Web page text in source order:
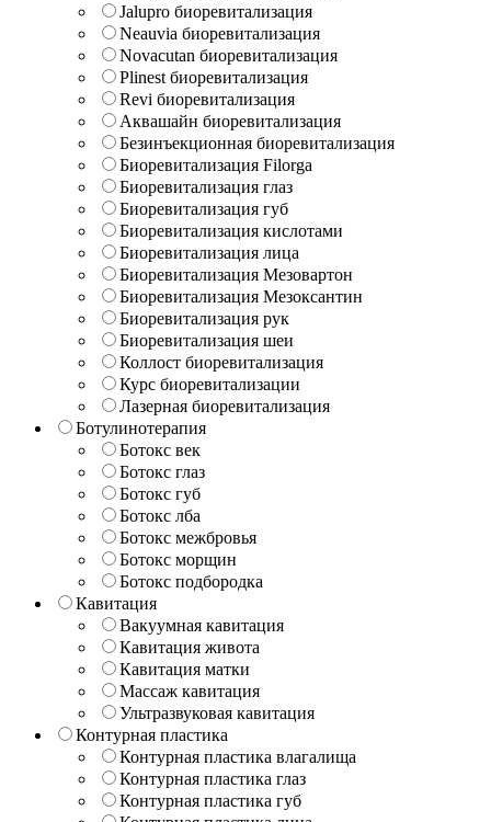
Jalupro биоревитализация
Neauvia биоревитализация
Novacutan биоревитализация
Plinest биоревитализация
Revi биоревитализация
Аквашайн биоревитализация
Безинъекционная биоревитализация
Биоревитализация Filorga
Биоревитализация глаз
Биоревитализация губ
Биоревитализация кислотами
Биоревитализация лица
Биоревитализация Мезовартон
Биоревитализация Мезоксантин
Биоревитализация рук
Биоревитализация шеи
Коллост биоревитализация
Курс биоревитализации
Лазерная биоревитализация
Ботулинотерапия
Ботокс век
Ботокс глаз
Ботокс губ
Ботокс лба
Ботокс межбровья
Ботокс морщин
Ботокс подбородка
Кавитация
Вакуумная кавитация
Кавитация живота
Кавитация матки
Массаж кавитация
Ультразвуковая кавитация
Контурная пластика
Контурная пластика влагалища
Контурная пластика глаз
Контурная пластика губ